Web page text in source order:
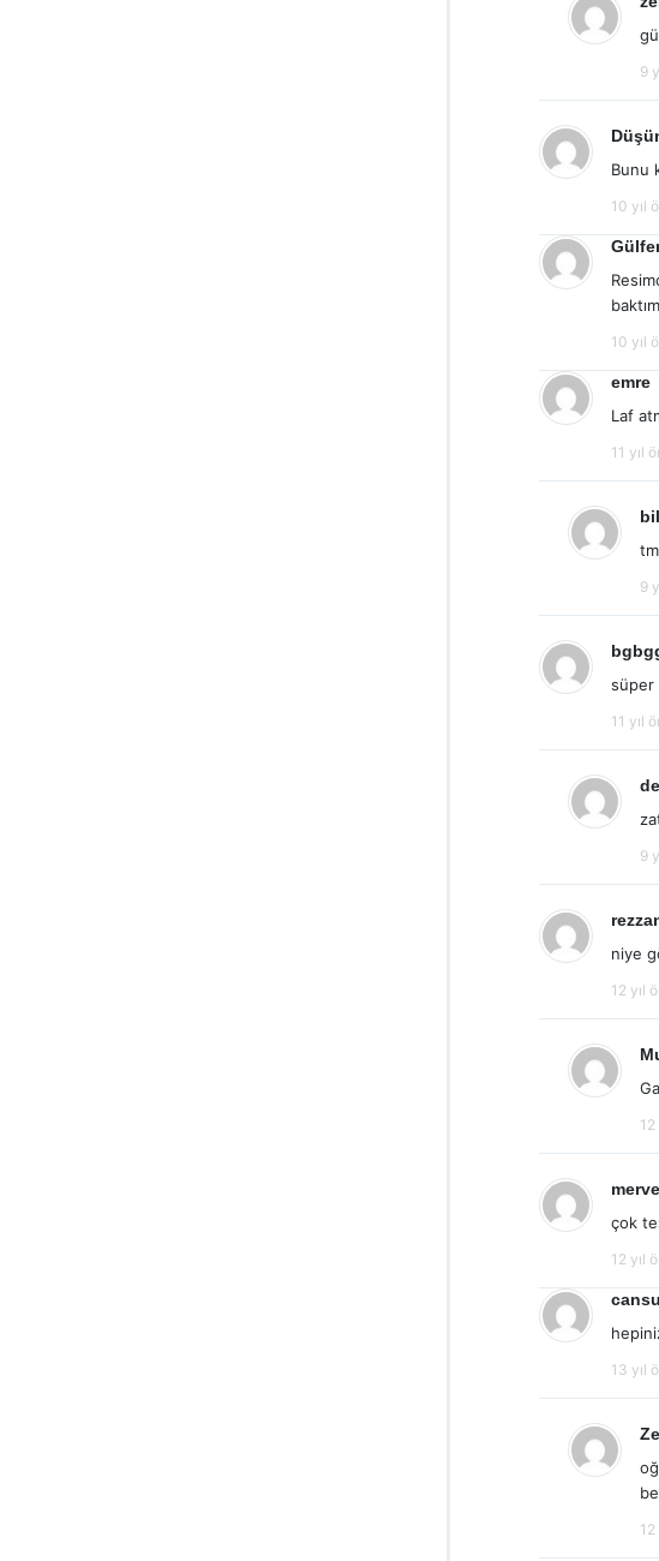
9
Bunu
10 yıl
10 yıl
emre
Laf
11 yıl
9
süper
11 yıl
9
niye
12 yıl
12
merve
çok
12 yıl
cansu
13 yıl
12